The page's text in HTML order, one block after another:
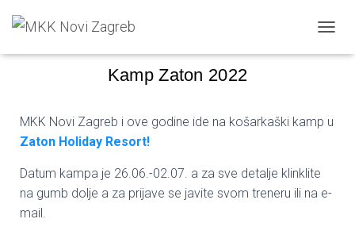
Published byFran Bilićon
Kamp Zaton 2022
MKK Novi Zagreb i ove godine ide na košarkaški kamp u
Zaton Holiday Resort!
Datum kampa je 26.06.-02.07. a za sve detalje klinklite
na gumb dolje a za prijave se javite svom treneru ili na e-
mail.